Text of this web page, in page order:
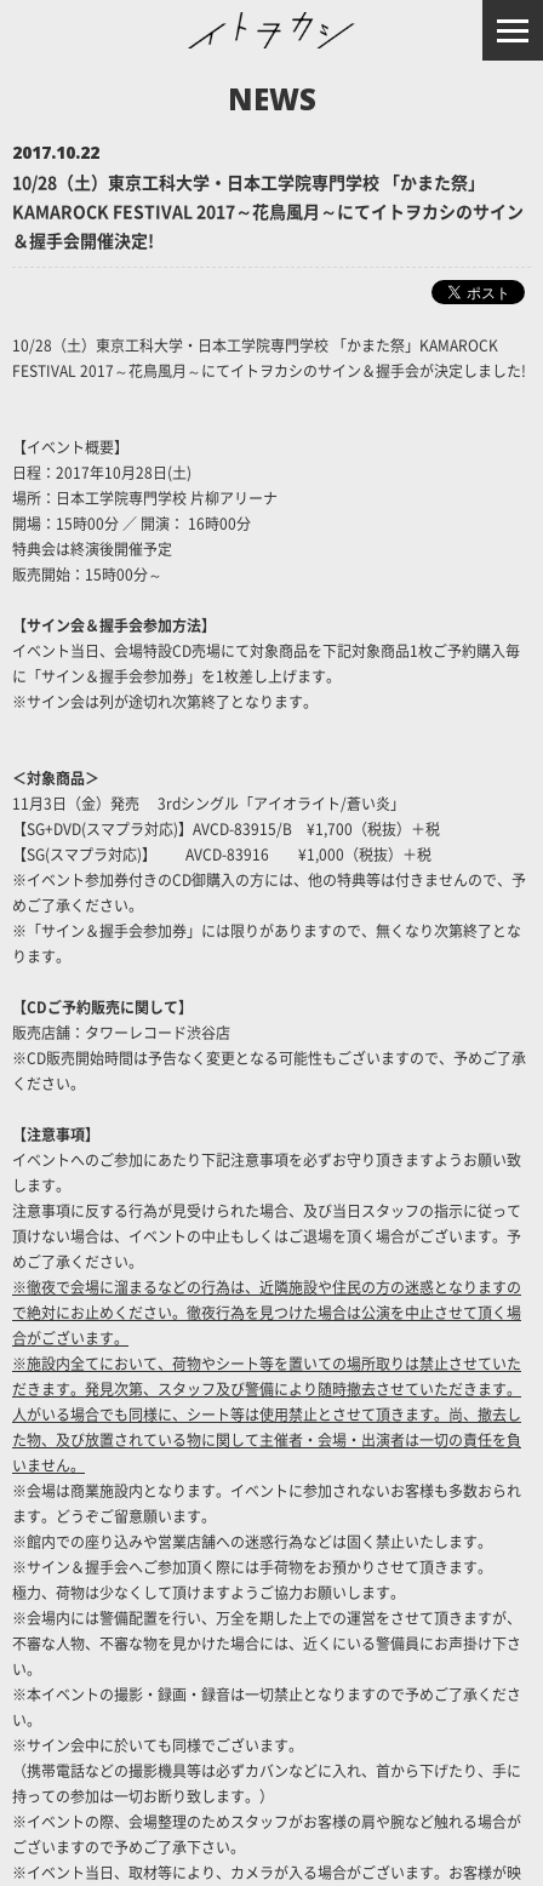
NEWS
2017.10.22
10/28（土）東京工科大学・日本工学院専門学校 「かまた祭」
KAMAROCK FESTIVAL 2017～花鳥風月～にてイトヲカシのサイン
＆握手会開催決定!
10/28（土）東京工科大学・日本工学院専門学校 「かまた祭」KAMAROCK
FESTIVAL 2017～花鳥風月～にてイトヲカシのサイン＆握手会が決定しました!
【イベント概要】
日程：2017年10月28日(土)
場所：日本工学院専門学校 片柳アリーナ
開場：15時00分 ／ 開演： 16時00分
特典会は終演後開催予定
販売開始：15時00分～
【サイン会＆握手会参加方法】
イベント当日、会場特設CD売場にて対象商品を下記対象商品1枚ご予約購入毎
に「サイン＆握手会参加券」を1枚差し上げます。
※サイン会は列が途切れ次第終了となります。
＜対象商品＞
11月3日（金）発売 3rdシングル「アイオライト/蒼い炎」
【SG+DVD(スマプラ対応)】AVCD-83915/B ¥1,700（税抜）＋税
【SG(スマプラ対応)】 AVCD-83916 ¥1,000（税抜）＋税
※イベント参加券付きのCD御購入の方には、他の特典等は付きませんので、予
めご了承ください。
※「サイン＆握手会参加券」には限りがありますので、無くなり次第終了とな
ります。
【CDご予約販売に関して】
販売店舗：タワーレコード渋谷店
※CD販売開始時間は予告なく変更となる可能性もございますので、予めご了承
ください。
【注意事項】
イベントへのご参加にあたり下記注意事項を必ずお守り頂きますようお願い致
します。
注意事項に反する行為が見受けられた場合、及び当日スタッフの指示に従って
頂けない場合は、イベントの中止もしくはご退場を頂く場合がございます。予
めご了承ください。
※徹夜で会場に溜まるなどの行為は、近隣施設や住民の方の迷惑となりますの
で絶対にお止めください。徹夜行為を見つけた場合は公演を中止させて頂く場
合がございます。
※施設内全てにおいて、荷物やシート等を置いての場所取りは禁止させていた
だきます。発見次第、スタッフ及び警備により随時撤去させていただきます。
人がいる場合でも同様に、シート等は使用禁止とさせて頂きます。尚、撤去し
た物、及び放置されている物に関して主催者・会場・出演者は一切の責任を負
いません。
※会場は商業施設内となります。イベントに参加されないお客様も多数おられ
ます。どうぞご留意願います。
※館内での座り込みや営業店舗への迷惑行為などは固く禁止いたします。
※サイン＆握手会へご参加頂く際には手荷物をお預かりさせて頂きます。
極力、荷物は少なくして頂けますようご協力お願いします。
※会場内には警備配置を行い、万全を期した上での運営をさせて頂きますが、
不審な人物、不審な物を見かけた場合には、近くにいる警備員にお声掛け下さ
い。
※本イベントの撮影・録画・録音は一切禁止となりますので予めご了承くださ
い。
※サイン会中に於いても同様でございます。
（携帯電話などの撮影機具等は必ずカバンなどに入れ、首から下げたり、手に
持っての参加は一切お断り致します。）
※イベントの際、会場整理のためスタッフがお客様の肩や腕など触れる場合が
ございますので予めご了承下さい。
※イベント当日、取材等により、カメラが入る場合がございます。お客様が映